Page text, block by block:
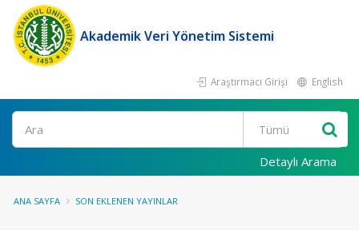
Akademik Veri Yönetim Sistemi
Araştırmacı Girişi English
Ara
Detaylı Arama
ANA SAYFA SON EKLENEN YAYINLAR